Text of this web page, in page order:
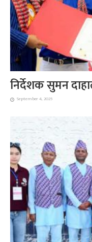
निर्देशक सुमन
September 4, 2025